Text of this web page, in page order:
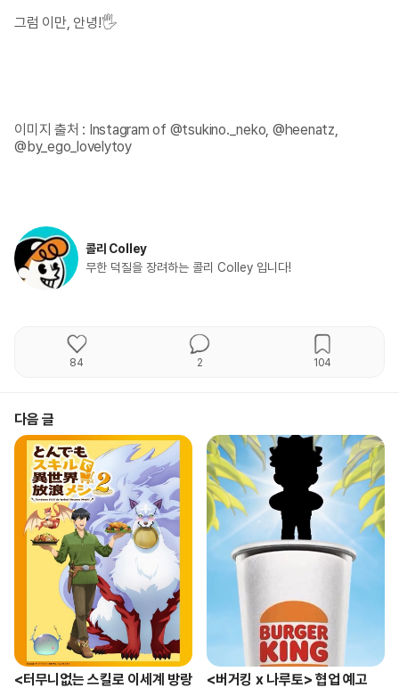
그럼 이만, 안녕!🖐️
이미지 출처 : Instagram of @tsukino._neko, @heenatz,
@by_ego_lovelytoy
콜리 Colley
무한 덕질을 장려하는 콜리 Colley 입니다!
84 2 104
다음 글
<터무니없는 스킬로 이세계 방랑
<버거킹 x 나루토> 협업 예고